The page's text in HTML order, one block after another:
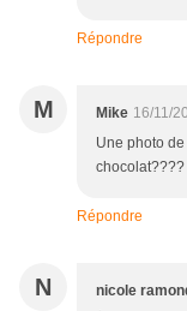
Répondre
M Mike 16/11/
Une photo
chocolat????
Répondre
N nicole